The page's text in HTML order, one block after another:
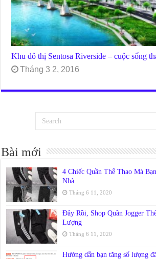
Khu đô thị Sentosa Riverside – cuộc sống
Tháng 3 2, 2016
Bài mới
4 Chiếc Quần Thể Thao Mà
Nhà
Tháng 6 11, 2020
Đây Rồi, Shop Quần Jogger
Lượng
Tháng 6 11, 2020
Hướng dẫn bạn tăng số lượng